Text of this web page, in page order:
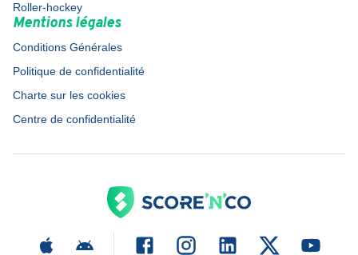
Roller-hockey
Mentions légales
Conditions Générales
Politique de confidentialité
Charte sur les cookies
Centre de confidentialité